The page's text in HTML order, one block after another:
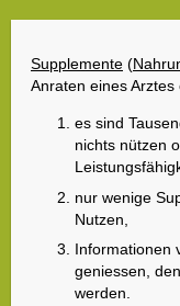
Supplemente (
Anraten eines
es sind
nichts nützen
nur wenige
Nutzen,
Informationen
geniessen,
werden.